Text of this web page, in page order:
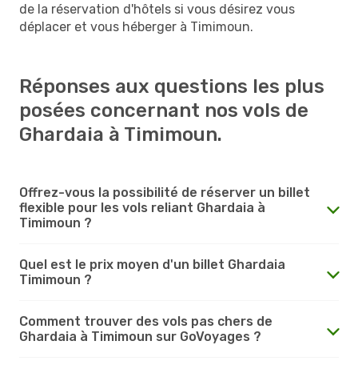
de la réservation d'hôtels si vous désirez vous
déplacer et vous héberger à Timimoun.
Réponses aux questions les plus
posées concernant nos vols de
Ghardaia à Timimoun.
Offrez-vous la possibilité de réserver un billet
flexible pour les vols reliant Ghardaia à
Timimoun ?
Quel est le prix moyen d'un billet Ghardaia
Timimoun ?
Comment trouver des vols pas chers de
Ghardaia à Timimoun sur GoVoyages ?